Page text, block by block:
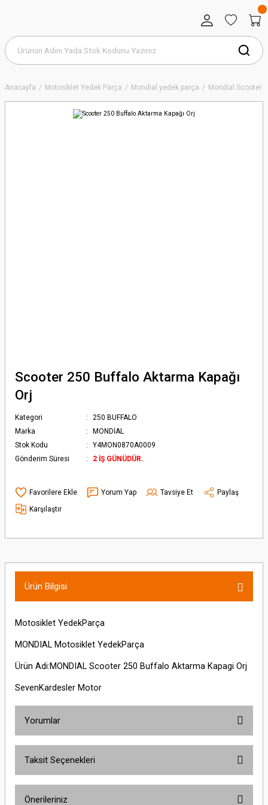
Anasayfa Motosiklet Yedek Parça Mondial yedek parça Mondial Scooter
Scooter 250 Buffalo Aktarma Kapağı
Orj
Kategori
250 BUFFALO
Marka
MONDİAL
Stok Kodu
Y4MON0870A0009
Gönderim Süresi
2 İŞ GÜNÜDÜR.
Yorum Yap Tavsiye Et
Paylaş
Karşılaştır
Ürün Bilgisi
Motosiklet YedekParça
MONDIAL Motosiklet YedekParça
Ürün Adi:MONDIAL Scooter 250 Buffalo Aktarma Kapagi Orj
SevenKardesler Motor
Yorumlar
Taksit Seçenekleri
Önerileriniz